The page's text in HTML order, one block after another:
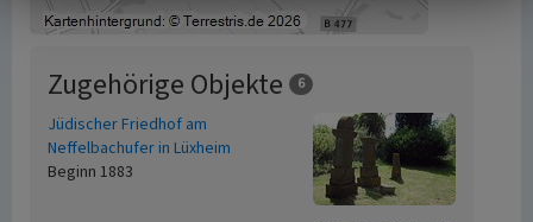
Zugehörige Objekte 6
Jüdischer Friedhof am
Neffelbachufer in Lüxheim
Beginn 1883